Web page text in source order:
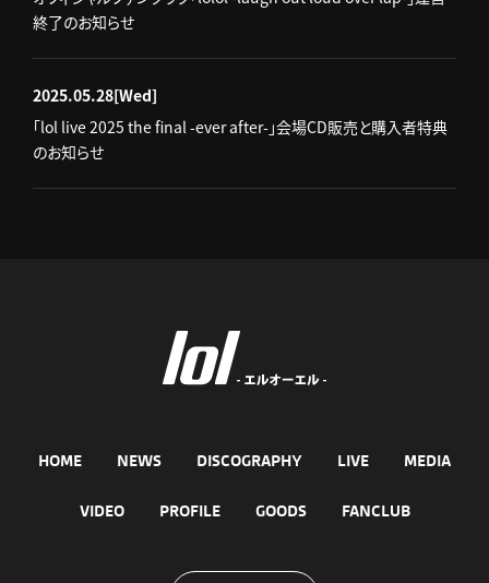
終了のお知らせ
2025.05.28[Wed]
「lol live 2025 the final -ever after-」会場CD販売と購入者特典
のお知らせ
HOME NEWS DISCOGRAPHY LIVE MEDIA
VIDEO PROFILE GOODS FANCLUB